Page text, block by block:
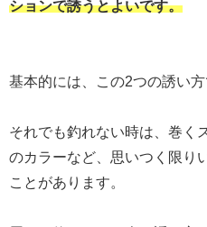
ションで誘うとよいです。
基本的には、この2つの誘い方
それでも釣れない時は、巻く
のカラーなど、思いつく限り
ことがあります。